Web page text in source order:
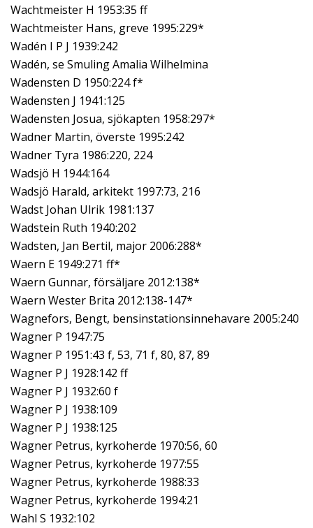
Wachtmeister H 1953:35 ff
Wachtmeister Hans, greve 1995:229*
Wadén I P J 1939:242
Wadén, se Smuling Amalia Wilhelmina
Wadensten D 1950:224 f*
Wadensten J 1941:125
Wadensten Josua, sjökapten 1958:297*
Wadner Martin, överste 1995:242
Wadner Tyra 1986:220, 224
Wadsjö H 1944:164
Wadsjö Harald, arkitekt 1997:73, 216
Wadst Johan Ulrik 1981:137
Wadstein Ruth 1940:202
Wadsten, Jan Bertil, major 2006:288*
Waern E 1949:271 ff*
Waern Gunnar, försäljare 2012:138*
Waern Wester Brita 2012:138-147*
Wagnefors, Bengt, bensinstationsinnehavare 2005:240
Wagner P 1947:75
Wagner P 1951:43 f, 53, 71 f, 80, 87, 89
Wagner P J 1928:142 ff
Wagner P J 1932:60 f
Wagner P J 1938:109
Wagner P J 1938:125
Wagner Petrus, kyrkoherde 1970:56, 60
Wagner Petrus, kyrkoherde 1977:55
Wagner Petrus, kyrkoherde 1988:33
Wagner Petrus, kyrkoherde 1994:21
Wahl S 1932:102